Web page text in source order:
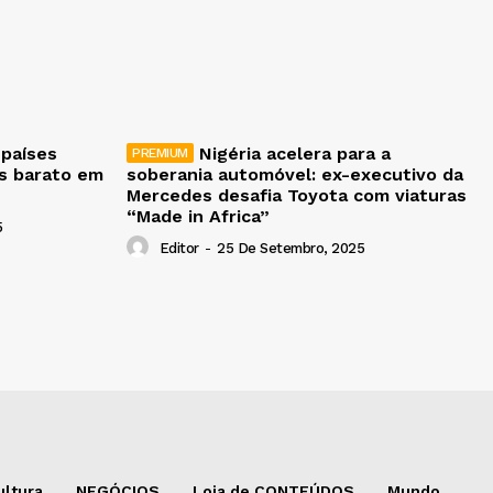
barato em
Nigéria acelera para a
soberania automóvel: ex-executivo da
Mercedes desafia Toyota com viaturas
“Made in Africa”
Editor - 25 De Setembro, 2025